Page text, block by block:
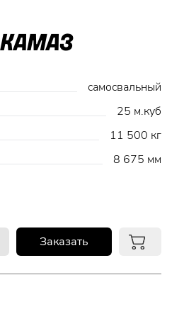
самосвальный
25 м.куб
11 500 кг
8 675 мм
Заказать